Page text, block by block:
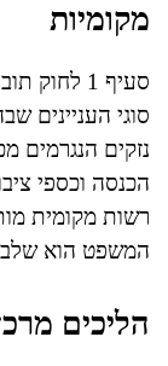
מקומיות
סוגי העניינים
נזקים הנגרמים
הכנסה וכספי
רשות מקומית
המשפט הוא שלב
הליכים